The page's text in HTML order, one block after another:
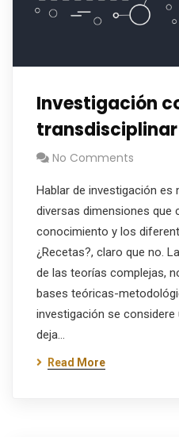
Investigación
transdisciplinar
No Comments
Hablar de investigación es
diversas dimensiones que
conocimiento y los
¿Recetas?, claro que no.
de las teorías complejas,
bases teóricas-
investigación se
deja…
Read More